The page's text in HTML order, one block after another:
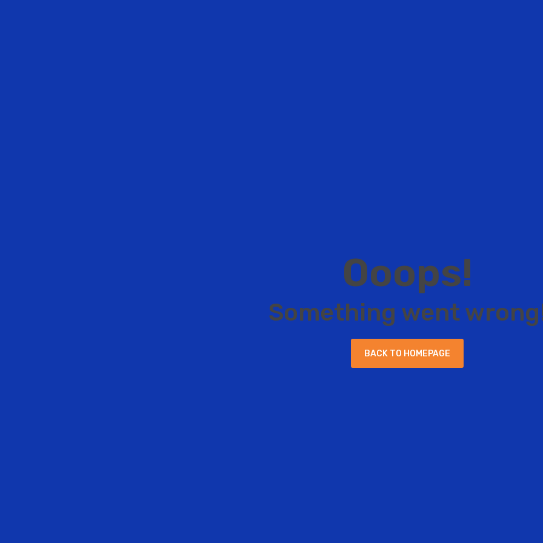
Ooops!
Something went wrong
BACK TO HOM EPAG E